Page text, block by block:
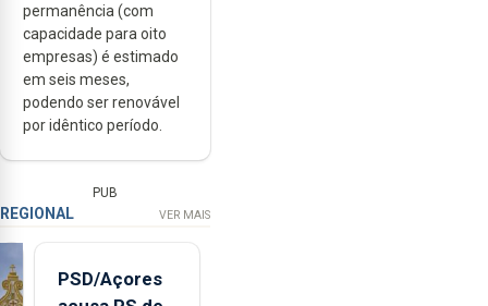
permanência (com
capacidade para oito
empresas) é estimado
em seis meses,
podendo ser renovável
por idêntico período.
PUB
REGIONAL VER MAIS
PSD/Açores